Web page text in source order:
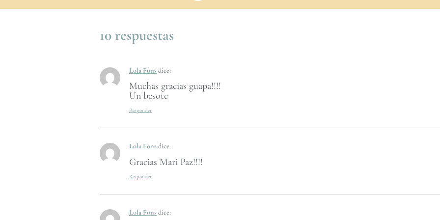
10 respuestas
Lola Fonsdice:
Muchas gracias guapa!!!!
Un besote
Responder
Lola Fonsdice:
Gracias Mari Paz!!!!
Responder
Lola Fonsdice: